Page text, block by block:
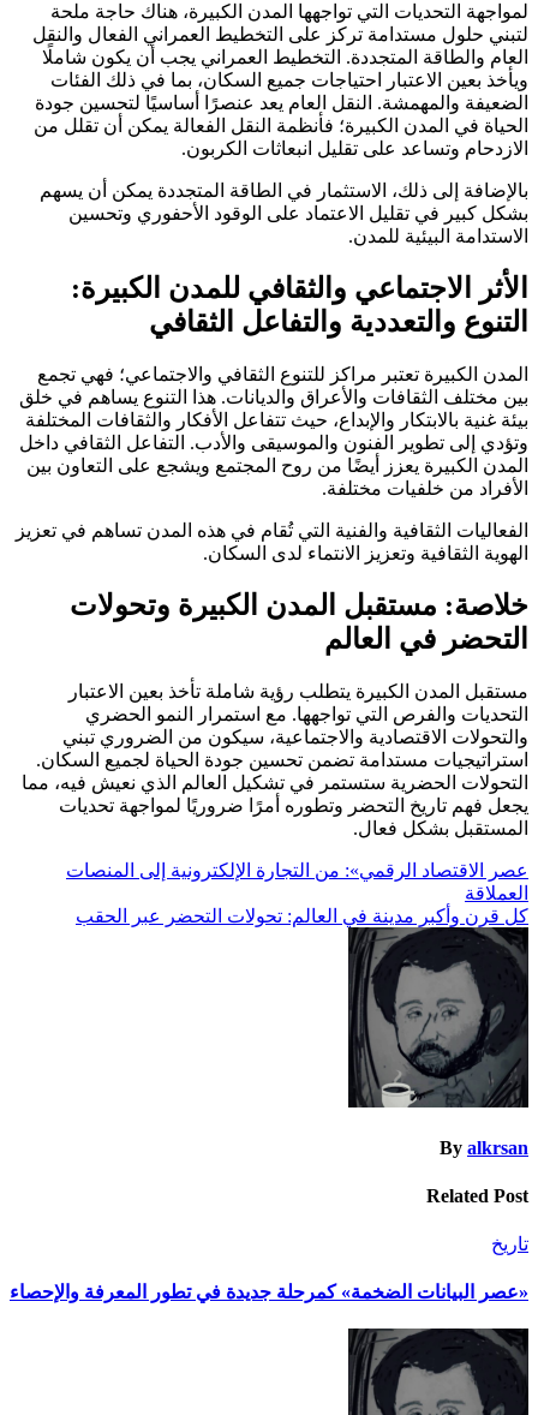
لمواجهة التحديات التي تواجهها المدن الكبيرة، هناك حاجة ملحة
لتبني حلول مستدامة تركز على التخطيط العمراني الفعال والنقل
العام والطاقة المتجددة. التخطيط العمراني يجب أن يكون شاملًا
ويأخذ بعين الاعتبار احتياجات جميع السكان، بما في ذلك الفئات
الضعيفة والمهمشة. النقل العام يعد عنصرًا أساسيًا لتحسين جودة
الحياة في المدن الكبيرة؛ فأنظمة النقل الفعالة يمكن أن تقلل من
الازدحام وتساعد على تقليل انبعاثات الكربون.
بالإضافة إلى ذلك، الاستثمار في الطاقة المتجددة يمكن أن يسهم
بشكل كبير في تقليل الاعتماد على الوقود الأحفوري وتحسين
الاستدامة البيئية للمدن.
الأثر الاجتماعي والثقافي للمدن الكبيرة:
التنوع والتعددية والتفاعل الثقافي
المدن الكبيرة تعتبر مراكز للتنوع الثقافي والاجتماعي؛ فهي تجمع
بين مختلف الثقافات والأعراق والديانات. هذا التنوع يساهم في خلق
بيئة غنية بالابتكار والإبداع، حيث تتفاعل الأفكار والثقافات المختلفة
وتؤدي إلى تطوير الفنون والموسيقى والأدب. التفاعل الثقافي داخل
المدن الكبيرة يعزز أيضًا من روح المجتمع ويشجع على التعاون بين
الأفراد من خلفيات مختلفة.
الفعاليات الثقافية والفنية التي تُقام في هذه المدن تساهم في تعزيز
الهوية الثقافية وتعزيز الانتماء لدى السكان.
خلاصة: مستقبل المدن الكبيرة وتحولات
التحضر في العالم
مستقبل المدن الكبيرة يتطلب رؤية شاملة تأخذ بعين الاعتبار
التحديات والفرص التي تواجهها. مع استمرار النمو الحضري
والتحولات الاقتصادية والاجتماعية، سيكون من الضروري تبني
استراتيجيات مستدامة تضمن تحسين جودة الحياة لجميع السكان.
التحولات الحضرية ستستمر في تشكيل العالم الذي نعيش فيه، مما
يجعل فهم تاريخ التحضر وتطوره أمرًا ضروريًا لمواجهة تحديات
المستقبل بشكل فعال.
تصفّح
المقالات
عصر الاقتصاد الرقمي»: من التجارة الإلكترونية إلى المنصات
العملاقة
كل قرن وأكبر مدينة في العالم: تحولات التحضر عبر الحقب
By alkrsan
Related Post
تاريخ
​«عصر البيانات الضخمة» كمرحلة جديدة في تطور المعرفة والإحصاء